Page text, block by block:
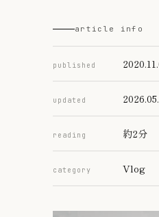
article info
published
updated
reading 約2分
category Vlog